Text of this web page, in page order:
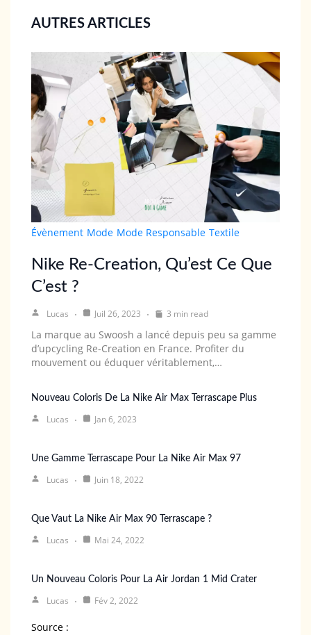
AUTRES ARTICLES
Évènement Mode Mode Responsable Textile
Nike Re-Creation, Qu’est Ce Que
C’est ?
Lucas Juil 26, 2023 3 min read
La marque au Swoosh a lancé depuis peu sa gamme
d’upcycling Re-Creation en France. Profiter du
mouvement ou éduquer véritablement,…
Nouveau Coloris De La Nike Air Max Terrascape Plus
Lucas Jan 6, 2023
Une Gamme Terrascape Pour La Nike Air Max 97
Lucas Juin 18, 2022
Que Vaut La Nike Air Max 90 Terrascape ?
Lucas Mai 24, 2022
Un Nouveau Coloris Pour La Air Jordan 1 Mid Crater
Lucas Fév 2, 2022
Source :